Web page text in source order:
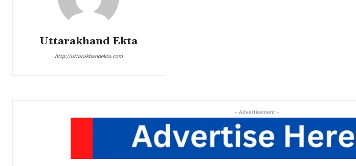
Uttarakhand Ekta
http://uttarakhandekta.com
- Advertisement -